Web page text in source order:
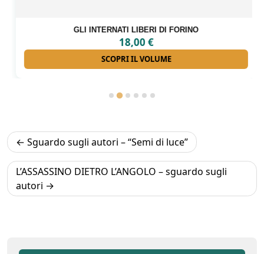
GLI INTERNATI LIBERI DI FORINO
18,00€
SCOPRI IL VOLUME
Navigazione
articoli
Sguardo sugli autori – “Semi di luce”
L’ASSASSINO DIETRO L’ANGOLO – sguardo sugli
autori